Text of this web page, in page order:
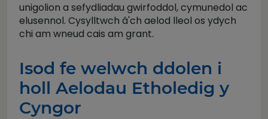
unigolion a sefydliadau gwirfoddol, cymunedol ac
elusennol. Cysylltwch â'ch aelod lleol os ydych
chi am wneud cais am grant.
Isod fe welwch ddolen i
holl Aelodau Etholedig y
Cyngor